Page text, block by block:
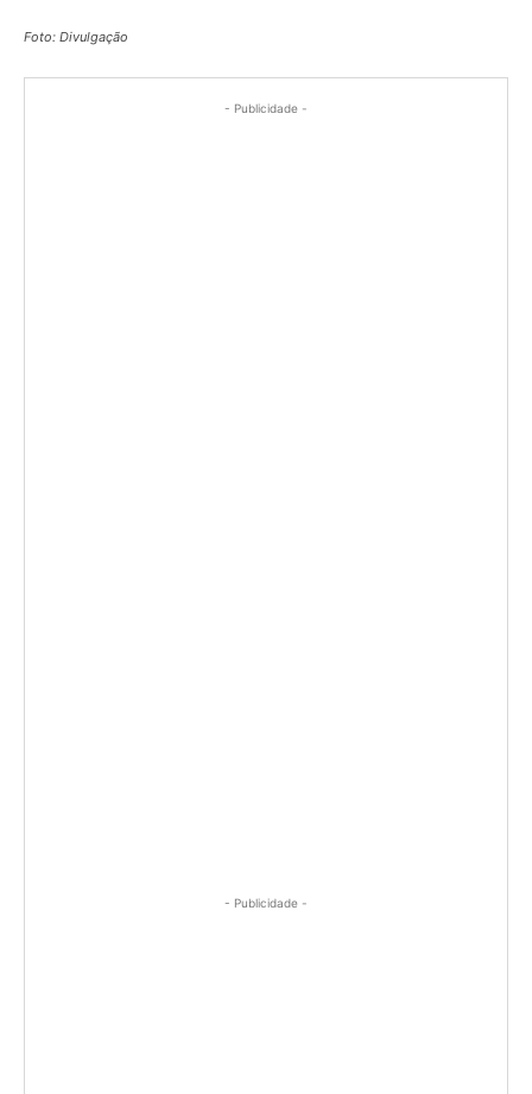
Foto: Divulgação
- Publicidade -
- Publicidade -